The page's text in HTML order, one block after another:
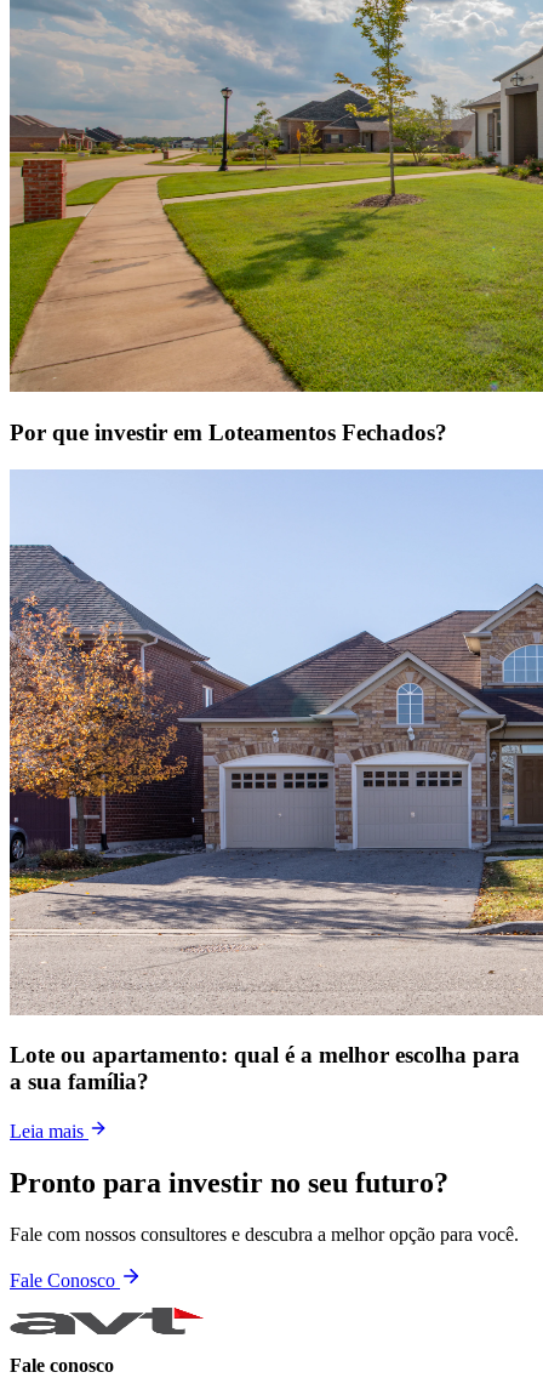
Por que investir em Loteamentos Fechados?
Lote ou apartamento: qual é a melhor escolha para
a sua família?
Leia mais
Pronto para investir no seu futuro?
Fale com nossos consultores e descubra a melhor opção para você.
Fale Conosco
Fale conosco